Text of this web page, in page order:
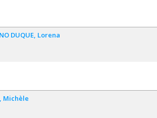
DUQUE Lorena
Michèle